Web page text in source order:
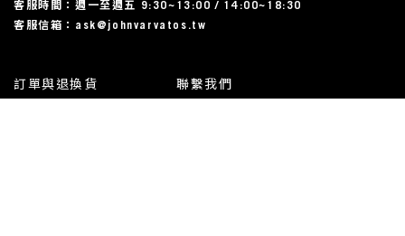
訂單與退換貨 聯繫我們
客服時間：週一至週五 9:30~13:00 / 14:00~18:30
客服信箱：ask@johnvarvatos.tw